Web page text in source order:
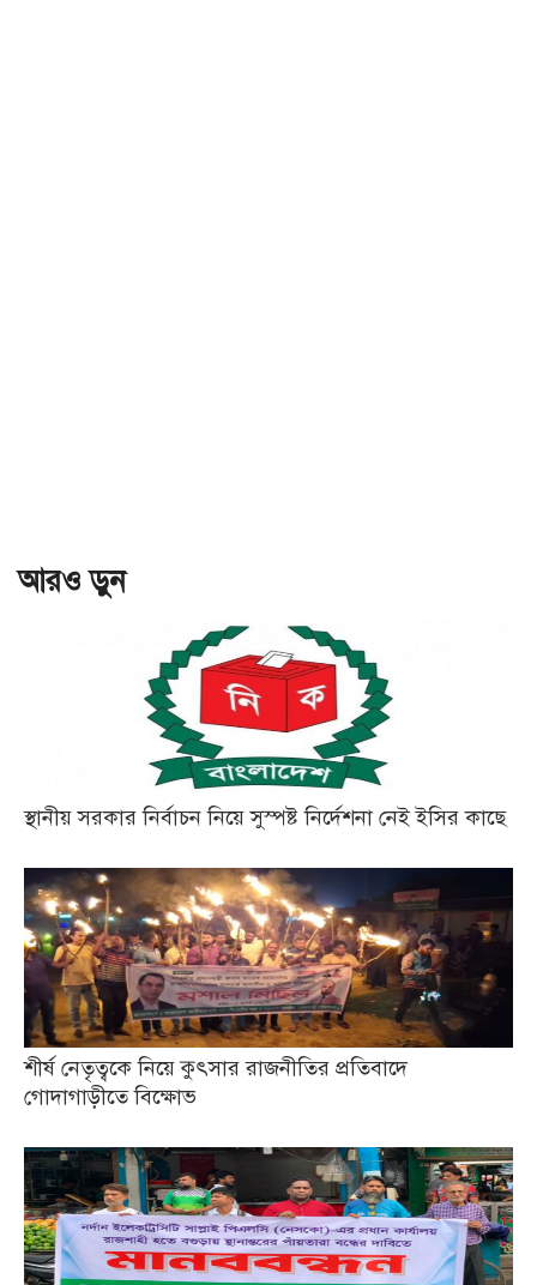
আরও ড়ুন
স্থানীয় সরকার নির্বাচন নিয়ে সুস্পষ্ট নির্দেশনা নেই ইসির কাছে
শীর্ষ নেতৃত্বকে নিয়ে কুৎসার রাজনীতির প্রতিবাদে
গোদাগাড়ীতে বিক্ষোভ